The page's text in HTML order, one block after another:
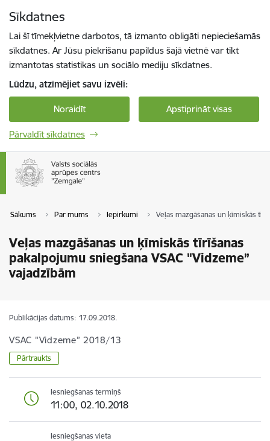
Sīkdatnes
Lai šī tīmekļvietne darbotos, tā izmanto obligāti nepieciešamās
sīkdatnes. Ar Jūsu piekrišanu papildus šajā vietnē var tikt
izmantotas statistikas un sociālo mediju sīkdatnes.
Lūdzu, atzīmējiet savu izvēli:
Noraidīt Apstiprināt visas
Pārvaldīt sīkdatnes
Sākums Par mums Iepirkumi Veļas mazgāšanas un ķīmiskās
Veļas mazgāšanas un ķīmiskās tīrīšanas
pakalpojumu sniegšana VSAC "Vidzeme”
vajadzībām
Publikācijas datums: 17.09.2018.
VSAC "Vidzeme” 2018/13
Pārtraukts
Iesniegšanas termiņš
11:00, 02.10.2018
Iesniegšanas vieta